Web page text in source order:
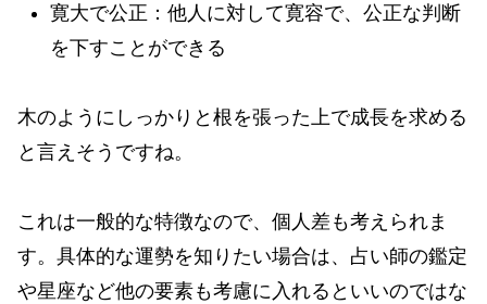
寛大で公正：他人に対して寛容で、公正な判断
を下すことができる
木のようにしっかりと根を張った上で成長を求める
と言えそうですね。
これは一般的な特徴なので、個人差も考えられま
す。具体的な運勢を知りたい場合は、占い師の鑑定
や星座など他の要素も考慮に入れるといいのではな